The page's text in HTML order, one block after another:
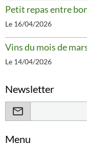
Petit repas entre
Le 16/04/2026
Vins du mois de
Le 14/04/2026
Newsletter
Menu